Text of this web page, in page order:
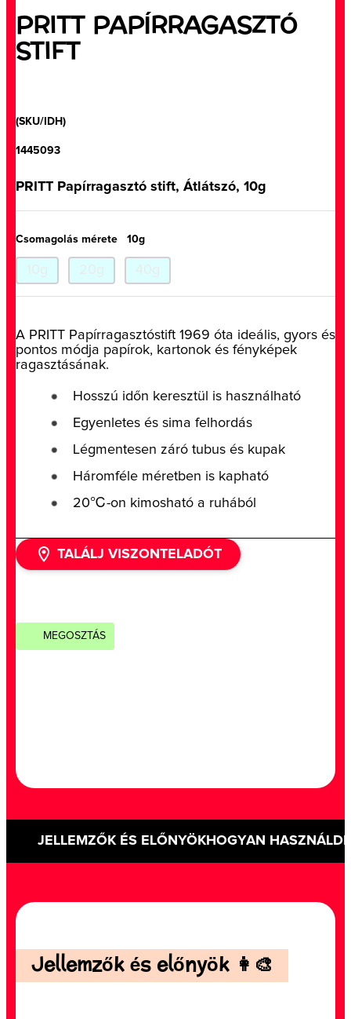
PRITT PAPÍRRAGASZTÓ
STIFT
(SKU/IDH)
1445093
PRITT Papírragasztó stift, Átlátszó, 10g
Csomagolás mérete 10g
A PRITT Papírragasztóstift 1969 óta ideális, gyors és
pontos módja papírok, kartonok és fényképek
ragasztásának.
Hosszú időn keresztül is használható
Egyenletes és sima felhordás
Légmentesen záró tubus és kupak
Háromféle méretben is kapható
20℃-on kimosható a ruhából
TALÁLJ VISZONTELADÓT
MEGOSZTÁS
JELLEMZŐK ÉS ELŐNYÖKHOGYAN HASZNÁLD
Jellemzők és előnyök 👩‍🎨